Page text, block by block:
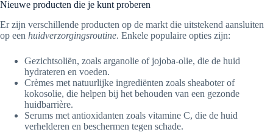
Nieuwe producten die je kunt proberen
Er zijn verschillende producten op de markt die uitstekend aansluiten
op een huidverzorgingsroutine. Enkele populaire opties zijn:
Gezichtsoliën, zoals arganolie of jojoba-olie, die de huid
hydrateren en voeden.
Crèmes met natuurlijke ingrediënten zoals sheaboter of
kokosolie, die helpen bij het behouden van een gezonde
huidbarrière.
Serums met antioxidanten zoals vitamine C, die de huid
verhelderen en beschermen tegen schade.